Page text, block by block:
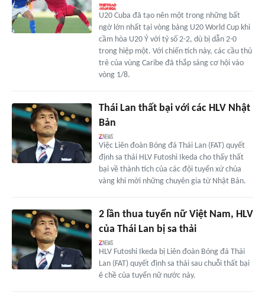
U20 Cuba đã tạo nên một trong những bất
ngờ lớn nhất tại vòng bảng U20 World Cup khi
cầm hòa U20 Ý với tỷ số 2-2, dù bị dẫn 2-0
trong hiệp một. Với chiến tích này, các cầu thủ
trẻ của vùng Caribe đã thắp sáng cơ hội vào
vòng 1/8.
Thái Lan thất bại với các HLV Nhật
Bản
Việc Liên đoàn Bóng đá Thái Lan (FAT) quyết
định sa thải HLV Futoshi Ikeda cho thấy thất
bại về thành tích của các đội tuyển xứ chùa
vàng khi mời những chuyên gia từ Nhật Bản.
2 lần thua tuyển nữ Việt Nam, HLV
của Thái Lan bị sa thải
HLV Futoshi Ikeda bị Liên đoàn Bóng đá Thái
Lan (FAT) quyết định sa thải sau chuỗi thất bại
ê chề của tuyển nữ nước này.